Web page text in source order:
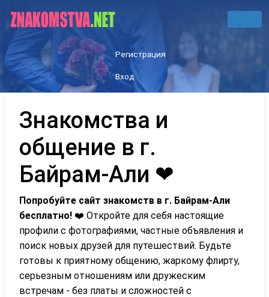
Регистрация
Вход
Знакомства и
общение в г.
Байрам-Али ❤
Попробуйте сайт знакомств в г. Байрам-Али
бесплатно! ❤️ Откройте для себя настоящие
профили с фотографиями, частные объявления и
поиск новых друзей для путешествий. Будьте
готовы к приятному общению, жаркому флирту,
серьезным отношениям или дружеским
встречам - без платы и сложностей с